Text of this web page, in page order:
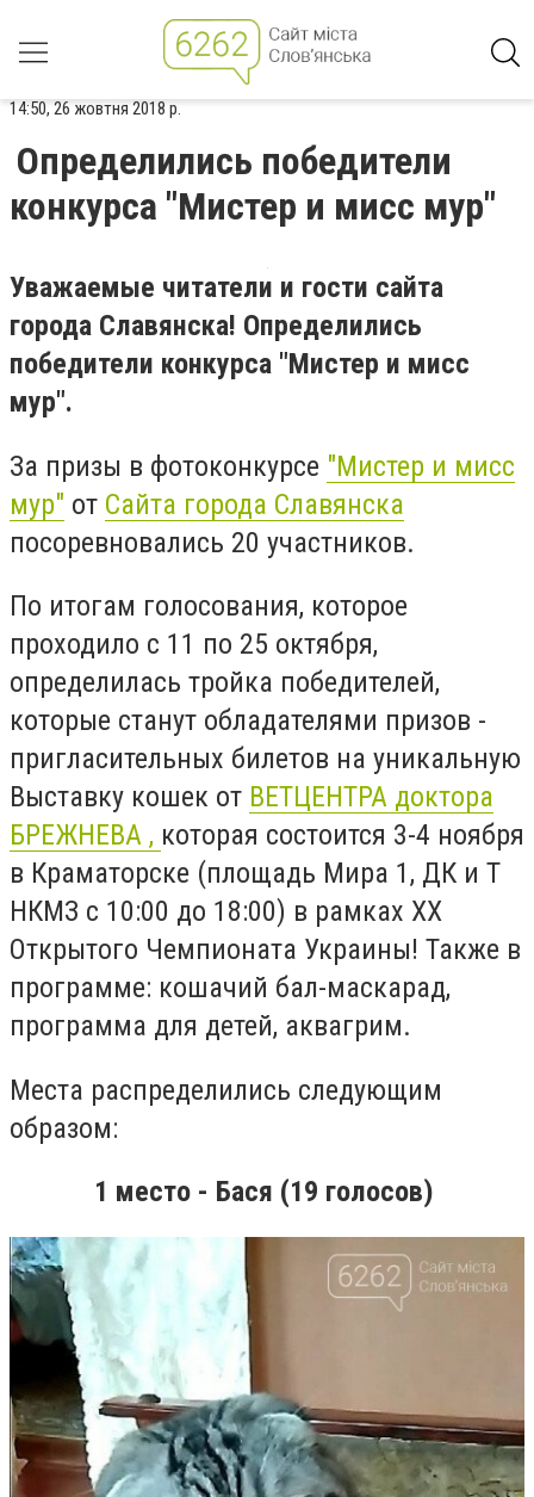
14:50, 26 жовтня 2018 р.
Определились победители
конкурса "Мистер и мисс мур"
Уважаемые читатели и гости сайта
города Славянска! Определились
победители конкурса "Мистер и мисс
мур".
За призы в фотоконкурсе "Мистер и мисс
мур" от Сайта города Славянска
посоревновались 20 участников.
По итогам голосования, которое
проходило с 11 по 25 октября,
определилась тройка победителей,
которые станут обладателями призов -
пригласительных билетов на уникальную
Выставку кошек от ВЕТЦЕНТРА доктора
БРЕЖНЕВА , которая состоится 3-4 ноября
в Краматорске (площадь Мира 1, ДК и Т
НКМЗ с 10:00 до 18:00) в рамках ХX
Открытого Чемпионата Украины! Также в
программе: кошачий бал-маскарад,
программа для детей, аквагрим.
Места распределились следующим
образом:
1 место - Бася (19 голосов)